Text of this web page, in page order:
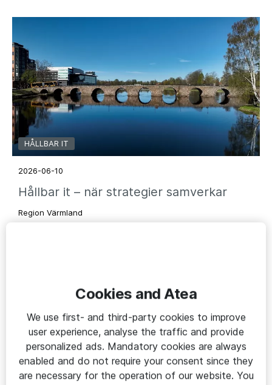
HÅLLBAR IT
2026-06-10
Hållbar it – när strategier samverkar
Region Värmland
Cookies and Atea
We use first- and third-party cookies to improve
user experience, analyse the traffic and provide
personalized ads. Mandatory cookies are always
enabled and do not require your consent since they
are necessary for the operation of our website. You